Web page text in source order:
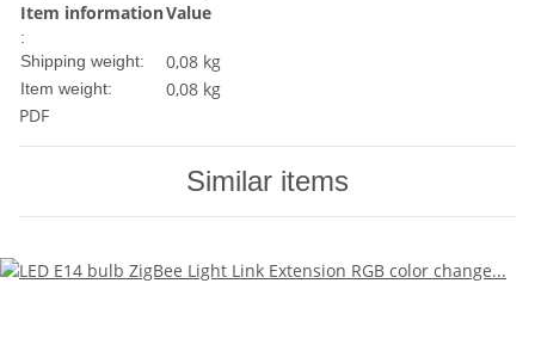
Item informationValue
:
Shipping weight:
0,08 kg
Item weight: 0,08 kg
PDF
Similar items